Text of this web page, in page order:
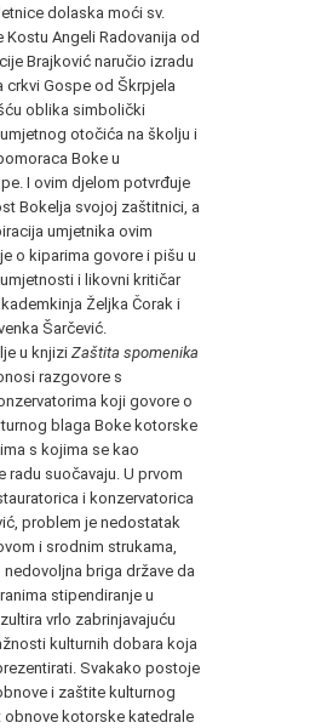
dolaska moći sv.
Kostu Angeli Radovanija od
Brajković naručio izradu
crkvi Gospe od Škrpjela
oblika simbolički
otočića na školju i
Boke u
I ovim djelom potvrđuje
Bokelja svojoj zaštitnici, a
umjetnika ovim
o kiparima govore i pišu u
i likovni kritičar
Željka Čorak i
Šarčević.
u knjizi Zaštita spomenika
razgovore s
koji govore o
blaga Boke kotorske
s kojima se kao
radu suočavaju. U prvom
i konzervatorica
problem je nedostatak
i srodnim strukama,
briga države da
stipendiranje u
vrlo zabrinjavajuću
kulturnih dobara koja
Svakako postoje
i zaštite kulturnog
obnove kotorske katedrale